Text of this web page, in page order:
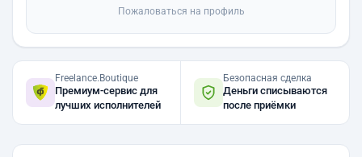
Пожаловаться на профиль
Freelance.Boutique
Премиум-сервис для
лучших исполнителей
Безопасная сделка
Деньги списываются
после приёмки